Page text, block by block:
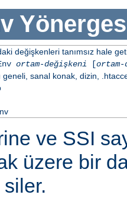
değişkenleri tanımsız hale
ortam-değişkeni [
geneli, sanal konak, dizin,
ve SSI
üzere bir